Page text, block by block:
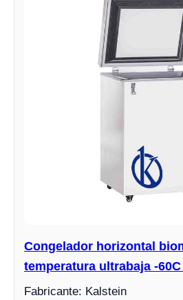
Congelador horizontal
temperatura ultrabaja -60C
Fabricante: Kalstein